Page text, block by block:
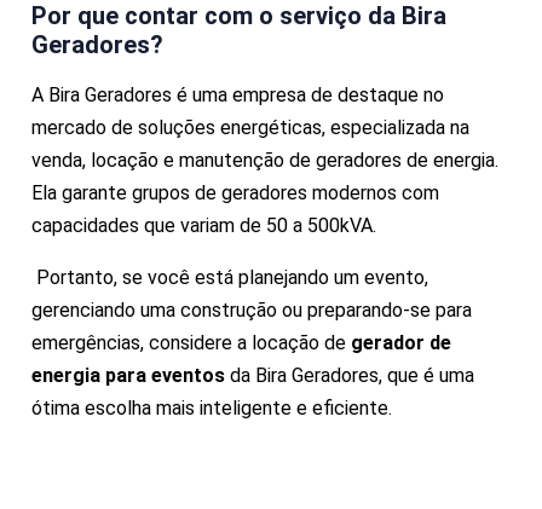
Por que contar com o serviço da Bira
Geradores?
A Bira Geradores é uma empresa de destaque no
mercado de soluções energéticas, especializada na
venda, locação e manutenção de geradores de energia.
Ela garante grupos de geradores modernos com
capacidades que variam de 50 a 500kVA.
Portanto, se você está planejando um evento,
gerenciando uma construção ou preparando-se para
emergências, considere a locação de gerador de
energia para eventos da Bira Geradores, que é uma
ótima escolha mais inteligente e eficiente.